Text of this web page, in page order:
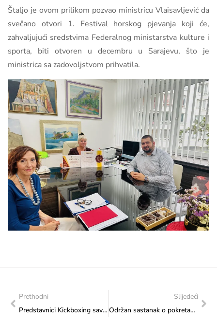
Štaljo je ovom prilikom pozvao ministricu Vlaisavljević da
svečano otvori 1. Festival horskog pjevanja koji će,
zahvaljujući sredstvima Federalnog ministarstva kulture i
sporta, biti otvoren u decembru u Sarajevu, što je
ministrica sa zadovoljstvom prihvatila.
Prethodni
Predstavnici Kickboxing saveza BiH u posjeti Ministarstvu
Slijedeći
Održan sastanak o pokretanju procesa programiranja IPA 2025-2027 u BiH